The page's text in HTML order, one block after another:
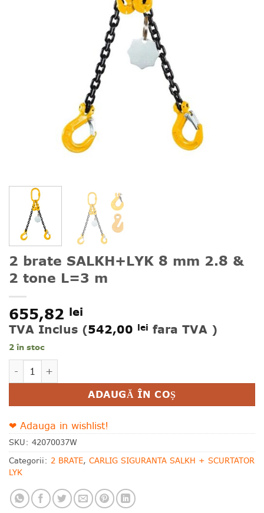
2 brate SALKH+LYK 8 mm 2.8 &
2 tone L=3 m
655,82 lei
TVA Inclus (542,00 lei fara TVA )
2 în stoc
Cantitate 2 brate SALKH+LYK 8 mm 2.8 & 2 tone L=3
ADAUGĂ ÎN COȘ
Alternative:
❤ Adauga in wishlist!
SKU: 42070037W
Categorii: 2 BRATE, CARLIG SIGURANTA SALKH + SCURTATOR
LYK